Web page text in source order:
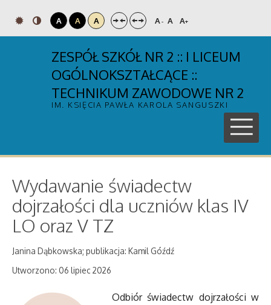
A A A A- A A+
ZESPÓŁ SZKÓŁ NR 2 :: I LICEUM
OGÓLNOKSZTAŁCĄCE ::
TECHNIKUM ZAWODOWE NR 2
IM. KSIĘCIA PAWŁA KAROLA SANGUSZKI
Wydawanie świadectw
dojrzałości dla uczniów klas IV
LO oraz V TZ
Janina Dąbkowska; publikacja: Kamil Góźdź
Utworzono: 06 lipiec 2026
Odbiór świadectw dojrzałości w